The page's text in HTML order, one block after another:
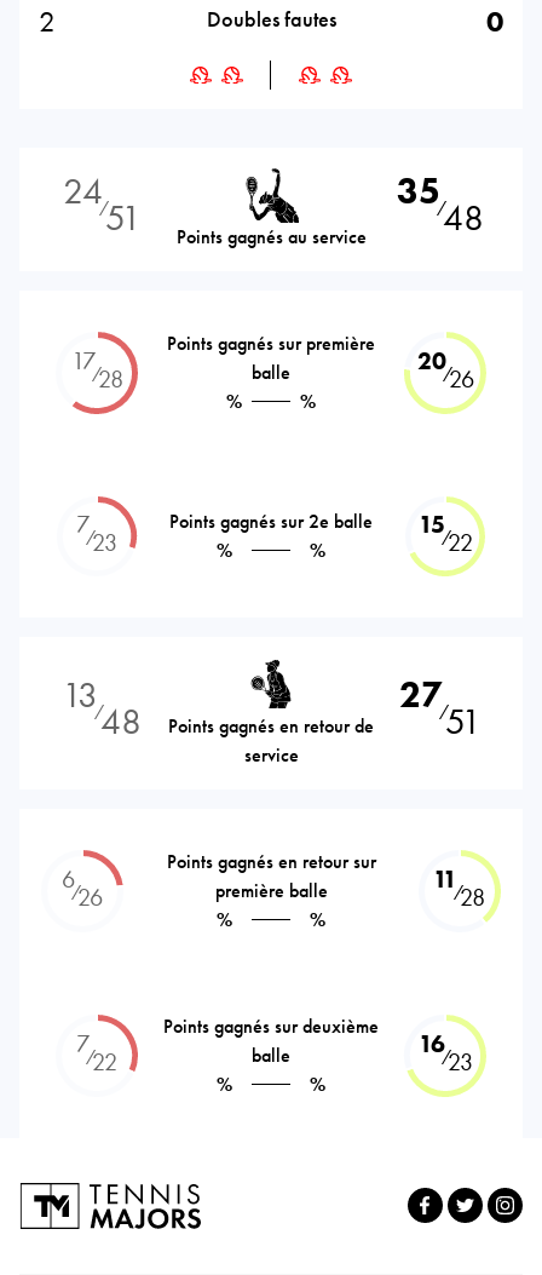
2 Doubles fautes 0
24⁄51 Points gagnés au service
35⁄48
17⁄28
Points gagnés sur première
balle
%
%
20⁄26
7⁄23
Points gagnés sur 2e balle
%
%
15⁄22
13⁄48
Points gagnés en retour de
service
27⁄51
6⁄26
Points gagnés en retour sur
première balle
%
%
11 ⁄28
7⁄22
Points gagnés sur deuxième
balle
%
%
16⁄23